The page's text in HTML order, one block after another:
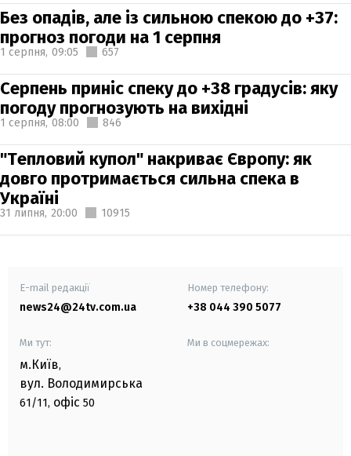
Без опадів, але із сильною спекою до +37:
прогноз погоди на 1 серпня
1 серпня, 09:05 657
Серпень приніс спеку до +38 градусів: яку
погоду прогнозують на вихідні
1 серпня, 08:00 846
"Тепловий купол" накриває Європу: як
довго протримається сильна спека в
Україні
31 липня, 20:00 10915
E-mail редакції
news24@24tv.com.ua
Номер телефону:
+38 044 390 5077
Ми тут:
м.Київ,
вул. Володимирська
61/11, офіс 50
Ми в соцмережах: